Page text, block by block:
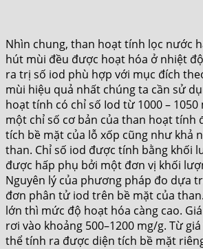
Nhìn chung, than hoạt tính lọc nước
hút mùi đều được hoạt hóa ở nhiệt
ra trị số iod phù hợp với mục đích
mùi hiệu quả nhất chúng ta cần sử
hoạt tính có chỉ số Iod từ 1000 – 1050
một chỉ số cơ bản của than hoạt tính
tích bề mặt của lỗ xốp cũng như khả
than. Chỉ số iod được tính bằng khối
được hấp phụ bởi một đơn vị khối
Nguyên lý của phương pháp đo dựa
đơn phân tử iod trên bề mặt của
lớn thì mức độ hoạt hóa càng cao.
rơi vào khoảng 500–1200 mg/g. Từ
thể tính ra được diện tích bề mặt